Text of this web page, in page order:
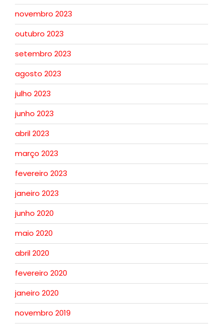
novembro 2023
outubro 2023
setembro 2023
agosto 2023
julho 2023
junho 2023
abril 2023
março 2023
fevereiro 2023
janeiro 2023
junho 2020
maio 2020
abril 2020
fevereiro 2020
janeiro 2020
novembro 2019